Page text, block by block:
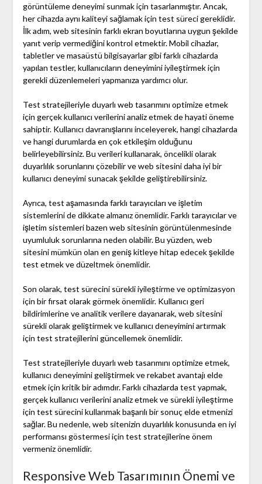
görüntüleme deneyimi sunmak için tasarlanmıştır. Ancak,
her cihazda aynı kaliteyi sağlamak için test süreci gereklidir.
İlk adım, web sitesinin farklı ekran boyutlarına uygun şekilde
yanıt verip vermediğini kontrol etmektir. Mobil cihazlar,
tabletler ve masaüstü bilgisayarlar gibi farklı cihazlarda
yapılan testler, kullanıcıların deneyimini iyileştirmek için
gerekli düzenlemeleri yapmanıza yardımcı olur.
Test stratejileriyle duyarlı web tasarımını optimize etmek
için gerçek kullanıcı verilerini analiz etmek de hayati öneme
sahiptir. Kullanıcı davranışlarını inceleyerek, hangi cihazlarda
ve hangi durumlarda en çok etkileşim olduğunu
belirleyebilirsiniz. Bu verileri kullanarak, öncelikli olarak
duyarlılık sorunlarını çözebilir ve web sitesini daha iyi bir
kullanıcı deneyimi sunacak şekilde geliştirebilirsiniz.
Ayrıca, test aşamasında farklı tarayıcıları ve işletim
sistemlerini de dikkate almanız önemlidir. Farklı tarayıcılar ve
işletim sistemleri bazen web sitesinin görüntülenmesinde
uyumluluk sorunlarına neden olabilir. Bu yüzden, web
sitesini mümkün olan en geniş kitleye hitap edecek şekilde
test etmek ve düzeltmek önemlidir.
Son olarak, test sürecini sürekli iyileştirme ve optimizasyon
için bir fırsat olarak görmek önemlidir. Kullanıcı geri
bildirimlerine ve analitik verilere dayanarak, web sitesini
sürekli olarak geliştirmek ve kullanıcı deneyimini artırmak
için test stratejilerini güncellemek önemlidir.
Test stratejileriyle duyarlı web tasarımını optimize etmek,
kullanıcı deneyimini geliştirmek ve rekabet avantajı elde
etmek için kritik bir adımdır. Farklı cihazlarda test yapmak,
gerçek kullanıcı verilerini analiz etmek ve sürekli iyileştirme
için test sürecini kullanmak başarılı bir sonuç elde etmenizi
sağlar. Bu nedenle, web sitenizin duyarlılık konusunda en iyi
performansı göstermesi için test stratejilerine önem
vermeniz önemlidir.
Responsive Web Tasarımının Önemi ve